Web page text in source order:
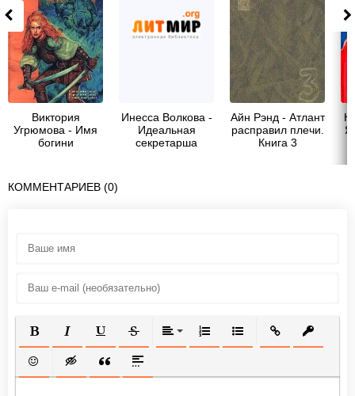
Виктория
Угрюмова - Имя
богини
Инесса Волкова -
Идеальная
секретарша
Айн Рэнд - Атлант
расправил плечи.
Книга 3
КОММЕНТАРИЕВ (0)
ПОЛУЖИРНЫЙ
КУРСИВПОДЧЕРКНУТЫЙ
ЗАЧЕРКНУТЫЙВЫРАВНИВАНИЕ
НУМЕРОВАННЫЙ СПИСОК
МАРКИРОВАННЫЙ
ВСТАВИТЬ
ВСТАВИТЬ СМАЙЛИК
ВСТАВКА СКРЫТОГО ТЕКСТА
ВСТАВКА ЦИТАТЫ
ВСТАВКА СПОЙЛЕРА